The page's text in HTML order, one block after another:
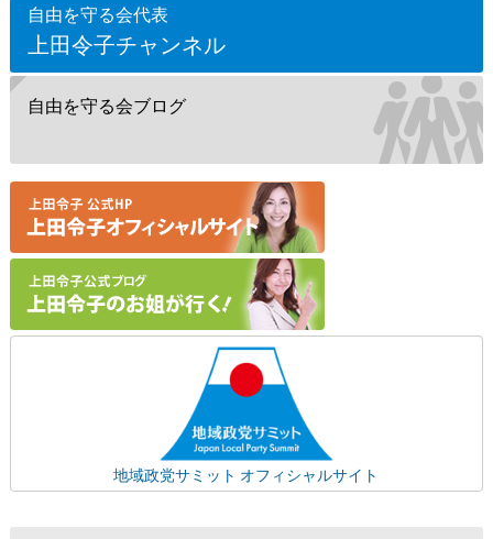
自由を守る会代表
上田令子チャンネル
自由を守る会ブログ
地域政党サミット オフィシャルサイト